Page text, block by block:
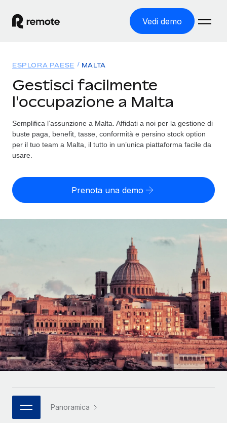
Vedi demo
ASSUMI NEL MONDO
Global Payroll
Gestisci il payroll a norma, in tutta semplicità
Contractor Management
Affidati agli esperti per la gestione HR e la
Soluzioni
COPERTURA GLOBALE
Ricerca paesi
Confronta Remote
Scopri come ci confrontiamo con gli altri
Partner tecnologici strategici
Integra l'HR globale nella tua piattaforma in modo
CASE STUDIES
Tariffe
English
Español
Italiano
Português (Portugal)
日本語
한국어
中文（简体）
Login
ESPLORA PAESE MALTA
Gestisci facilmente
l'occupazione a Malta
Semplifica l’assunzione a Malta. Affidati a noi per la gestione di
buste paga, benefit, tasse, conformità e persino stock option
per il tuo team a Malta, il tutto in un’unica piattaforma facile da
usare.
Prenota una demo
Panoramica